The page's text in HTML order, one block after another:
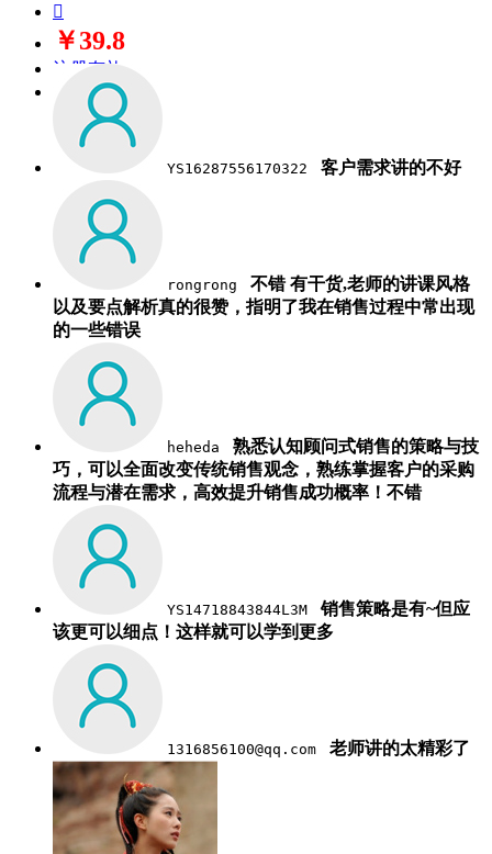

￥39.8
注册有礼
立即购买
YS16287556170322 客户需求讲的不好
rongrong
不错 有干货,老师的讲课风格
以及要点解析真的很赞，指明了我在销售过程中常出现
的一些错误
heheda
熟悉认知顾问式销售的策略与技
巧，可以全面改变传统销售观念，熟练掌握客户的采购
流程与潜在需求，高效提升销售成功概率！不错
YS14718843844L3M
销售策略是有~但应
该更可以细点！这样就可以学到更多
1316856100@qq.com 老师讲的太精彩了